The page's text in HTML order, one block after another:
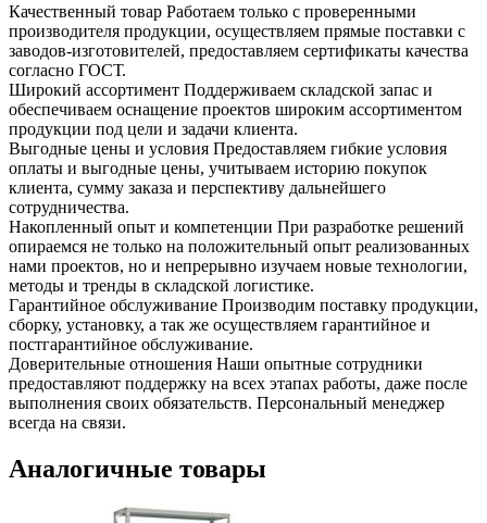
Качественный товар Работаем только с проверенными
производителя продукции, осуществляем прямые поставки с
заводов-изготовителей, предоставляем сертификаты качества
согласно ГОСТ.
Широкий ассортимент Поддерживаем складской запас и
обеспечиваем оснащение проектов широким ассортиментом
продукции под цели и задачи клиента.
Выгодные цены и условия Предоставляем гибкие условия
оплаты и выгодные цены, учитываем историю покупок
клиента, сумму заказа и перспективу дальнейшего
сотрудничества.
Накопленный опыт и компетенции При разработке решений
опираемся не только на положительный опыт реализованных
нами проектов, но и непрерывно изучаем новые технологии,
методы и тренды в складской логистике.
Гарантийное обслуживание Производим поставку продукции,
сборку, установку, а так же осуществляем гарантийное и
постгарантийное обслуживание.
Доверительные отношения Наши опытные сотрудники
предоставляют поддержку на всех этапах работы, даже после
выполнения своих обязательств. Персональный менеджер
всегда на связи.
Аналогичные товары